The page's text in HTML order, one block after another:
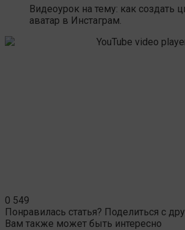
Видеоурок на тему: как создать
аватар в Инстаграм.
0 549
Понравилась статья? Поделиться с
Вам также может быть интересно